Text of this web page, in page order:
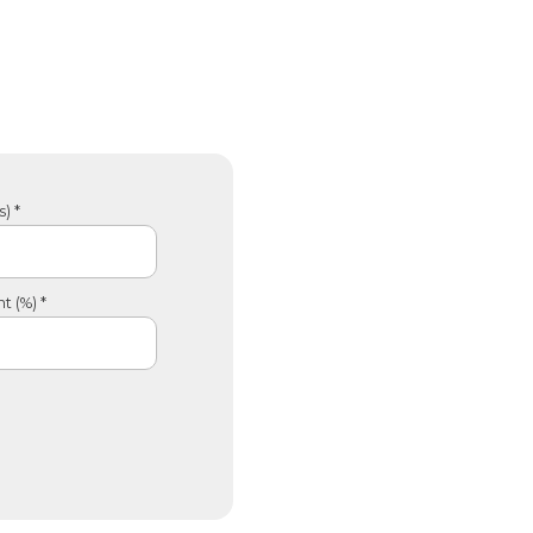
*
(%) *